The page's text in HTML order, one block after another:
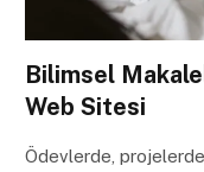
Bilimsel
Web Sitesi
Ödevlerde,